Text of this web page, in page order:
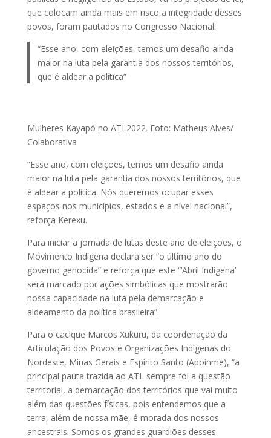
que colocam ainda mais em risco a integridade desses
povos, foram pautados no Congresso Nacional.
“Esse ano, com eleições, temos um desafio ainda
maior na luta pela garantia dos nossos territórios,
que é aldear a política”
Mulheres Kayapó no ATL2022. Foto: Matheus Alves/
Colaborativa
“Esse ano, com eleições, temos um desafio ainda
maior na luta pela garantia dos nossos territórios, que
é aldear a política. Nós queremos ocupar esses
espaços nos municípios, estados e a nível nacional”,
reforça Kerexu.
Para iniciar a jornada de lutas deste ano de eleições, o
Movimento Indígena declara ser “o último ano do
governo genocida” e reforça que este “‘Abril Indígena’
será marcado por ações simbólicas que mostrarão
nossa capacidade na luta pela demarcação e
aldeamento da política brasileira”.
Para o cacique Marcos Xukuru, da coordenação da
Articulação dos Povos e Organizações Indígenas do
Nordeste, Minas Gerais e Espírito Santo (Apoinme), “a
principal pauta trazida ao ATL sempre foi a questão
territorial, a demarcação dos territórios que vai muito
além das questões físicas, pois entendemos que a
terra, além de nossa mãe, é morada dos nossos
ancestrais. Somos os grandes guardiões desses